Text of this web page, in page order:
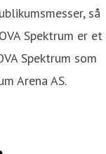
så
Spektrum er et
Spektrum som
Arena AS.